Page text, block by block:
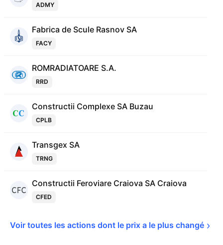
ADMY
Fabrica de Scule Rasnov SA
FACY
ROMRADIATOARE S.A.
RRD
Constructii Complexe SA Buzau
CPLB
Transgex SA
TRNG
Constructii Feroviare Craiova SA Craiova
CFED
Voir toutes les actions dont le prix a le plus changé